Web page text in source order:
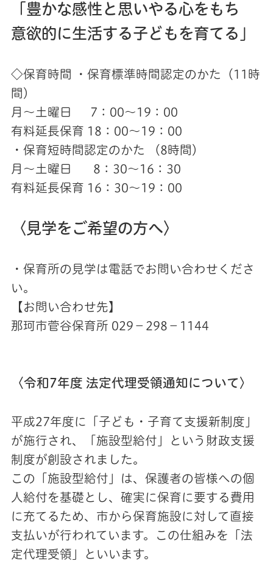
「豊かな感性と思いやる心をもち
意欲的に生活する子どもを育てる」
◇保育時間 ・保育標準時間認定のかた（11時
間）
月～土曜日 7：00～19：00
有料延長保育 18：00～19：00
・保育短時間認定のかた （8時間）
月～土曜日 8：30～16：30
有料延長保育 16：30～19：00
〈見学をご希望の方へ〉
・保育所の見学は電話でお問い合わせくださ
い。
【お問い合わせ先】
那珂市菅谷保育所 029－298－1144
〈令和7年度 法定代理受領通知について〉
平成27年度に「子ども・子育て支援新制度」
が施行され、「施設型給付」という財政支援
制度が創設されました。
この「施設型給付」は、保護者の皆様への個
人給付を基礎とし、確実に保育に要する費用
に充てるため、市から保育施設に対して直接
支払いが行われています。この仕組みを「法
定代理受領」といいます。